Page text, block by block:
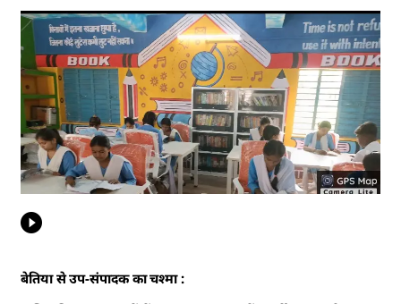
बेतिया से उप-संपादक का चश्मा :